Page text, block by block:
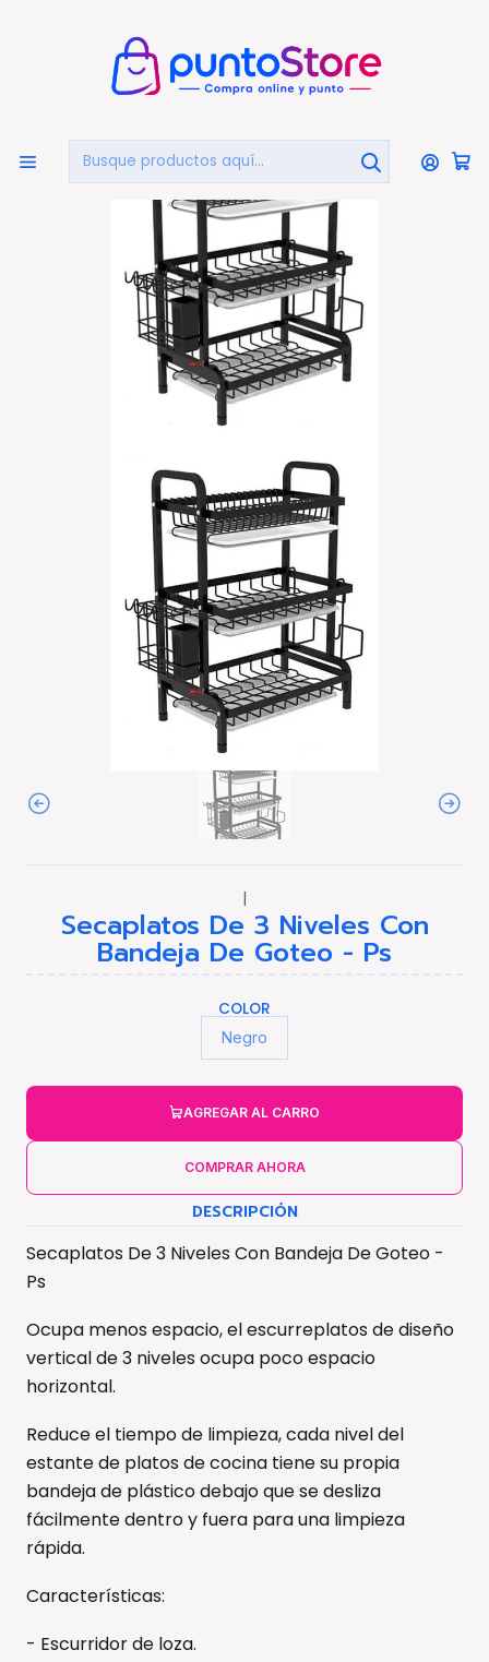
HOGAR Y DECORACIÓN Seca Platos Y Accesorios
Secaplatos De 3 Niveles Con Bandeja De Goteo - Ps
|
Secaplatos De 3 Niveles Con
Bandeja De Goteo - Ps
COLOR
Negro
AGREGAR AL CARRO
COMPRAR AHORA
DESCRIPCIÓN
Secaplatos De 3 Niveles Con Bandeja De Goteo -
Ps
Ocupa menos espacio, el escurreplatos de diseño
vertical de 3 niveles ocupa poco espacio
horizontal.
Reduce el tiempo de limpieza, cada nivel del
estante de platos de cocina tiene su propia
bandeja de plástico debajo que se desliza
fácilmente dentro y fuera para una limpieza
rápida.
Características:
- Escurridor de loza.